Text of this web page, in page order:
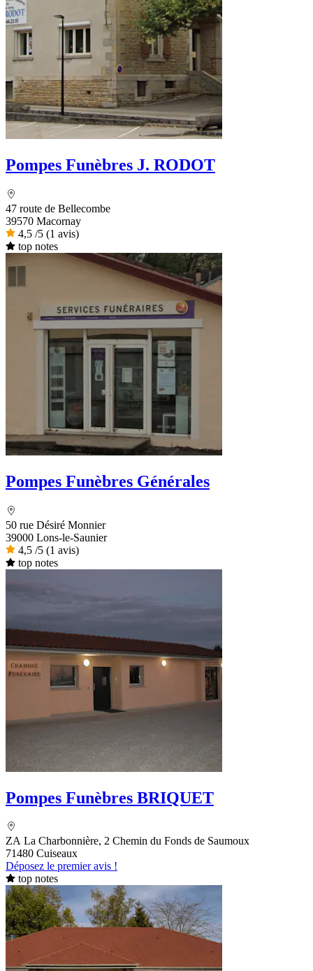
Pompes Funèbres J. RODOT
47 route de Bellecombe
39570 Macornay
4,5 /5 (1 avis)
top notes
Pompes Funèbres Générales
50 rue Désiré Monnier
39000 Lons-le-Saunier
4,5 /5 (1 avis)
top notes
Pompes Funèbres BRIQUET
ZA La Charbonnière, 2 Chemin du Fonds de Saumoux
71480 Cuiseaux
Déposez le premier avis !
top notes